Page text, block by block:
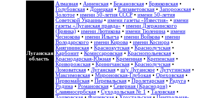
Луганская
область
Алмазная• Анненская• Бежановская• Брянковская•
Голубовская• Донецкая• Елизаветовская• Запорожская•
Золотое• имени 50-летия СССР• имени 50-летия
Советской Украины• имени газеты «Известия» • имени
газеты «Луганская правда» • имени Дзержинского
(Брянка)• имени Лютикова• имени Тюленина• имени
Чеснокова• имени Ильича• имени Войкова• имени
Володарского • имени Кирова• имени Косиора•
Княгининская• Краснокутская• Краснолучская•
Карбонит• Комиссаровская• Краснопольевская•
Краснодарская-Южная• Кременная• Крепенская•
Криворожская• Криничанская• Краснолучская•
Ломоватская• Луганская• ш/у Луганское• Лутугинская•
Максимовская• Мироновская-Глубокая• Ореховская•
Первомайская• Перевальская• Пролетарская• Радуга•
Родина• Романовская• Северная (Краснодон)•
Славяносербская• Суходольская № 1 • Таловская•